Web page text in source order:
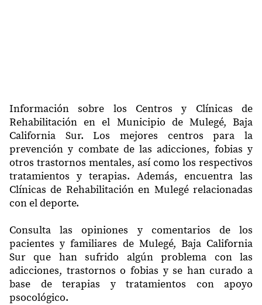
Información sobre los Centros y Clínicas de
Rehabilitación en el Municipio de Mulegé, Baja
California Sur. Los mejores centros para la
prevención y combate de las adicciones, fobias y
otros trastornos mentales, así como los respectivos
tratamientos y terapias. Además, encuentra las
Clínicas de Rehabilitación en Mulegé relacionadas
con el deporte.
Consulta las opiniones y comentarios de los
pacientes y familiares de Mulegé, Baja California
Sur que han sufrido algún problema con las
adicciones, trastornos o fobias y se han curado a
base de terapias y tratamientos con apoyo
psocológico.